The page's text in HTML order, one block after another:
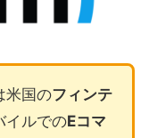
米国のフィンテ
イルでのEコマ